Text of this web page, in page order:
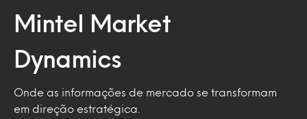
Mintel Market
Dynamics
Onde as informações de mercado se transformam
em direção estratégica.